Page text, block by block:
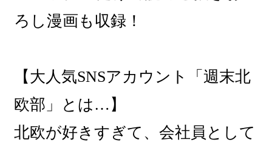
ろし漫画も収録！
【大人気SNSアカウント「週末北
欧部」とは…】
北欧が好きすぎて、会社員として